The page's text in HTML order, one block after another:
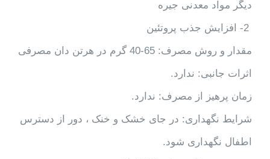
دیگر مواد معدنی جیره
مقدار و روش مصرف: 65-40 گرم در هرتن دان مصرفی
اثرات جانبی: ندارد.
زمان پرهیز از مصرف: ندارد.
شرایط نگهداری: در جای خشک و خنک ، دور از دسترس
اطفال نگهداری شود.